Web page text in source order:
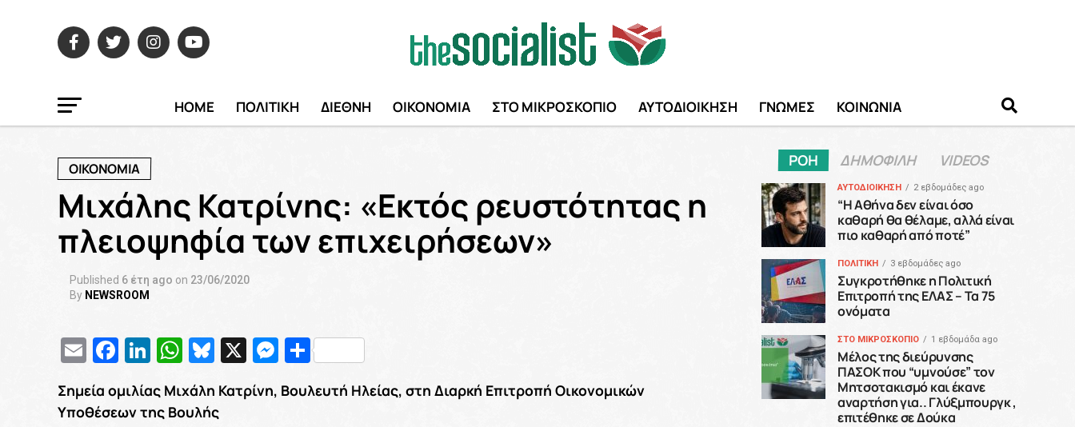
HOME ΠΟΛΙΤΙΚΗ ΔΙΕΘΝΗ ΟΙΚΟΝΟΜΙΑ ΣΤΟ ΜΙΚΡΟΣΚΟΠΙΟ ΑΥΤΟΔΙΟΙΚΗΣΗ ΓΝΩΜΕΣ ΚΟΙΝΩΝΙΑ
ΟΙΚΟΝΟΜΙΑ
Μιχάλης Κατρίνης: «Εκτός ρευστότητας η
πλειοψηφία των επιχειρήσεων»
Published 6 έτη ago on 23/06/2020
By NEWSROOM
EmailFacebook
LinkedIn
WhatsApp
Bluesky
X Messenger
Μοιραστείτε
Σημεία ομιλίας Μιχάλη Κατρίνη, Βουλευτή Ηλείας, στη Διαρκή Επιτροπή Οικονομικών
Υποθέσεων της Βουλής
ΡΟΗ ΔΗΜΟΦΙΛΗ VIDEOS
ΑΥΤΟΔΙΟΙΚΗΣΗ 2 εβδομάδες ago
“H Αθήνα δεν είναι όσο
καθαρή θα θέλαμε, αλλά είναι
πιο καθαρή από ποτέ”
ΠΟΛΙΤΙΚΗ 3 εβδομάδες ago
Συγκροτήθηκε η Πολιτική
Επιτροπή της ΕΛΑΣ – Τα 75
ονόματα
ΣΤΟ ΜΙΚΡΟΣΚΟΠΙΟ 1 εβδομάδα ago
Μέλος της διεύρυνσης
ΠΑΣΟΚ που “υμνούσε” τον
Μητσοτακισμό και έκανε
αναρτήση για.. Γλύξμπουργκ ,
επιτέθηκε σε Δούκα